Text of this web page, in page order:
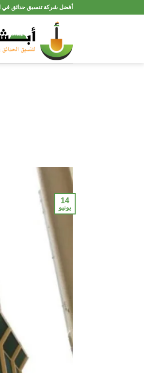
أفضل شركة تنسيق حدائق في
14
يونيو